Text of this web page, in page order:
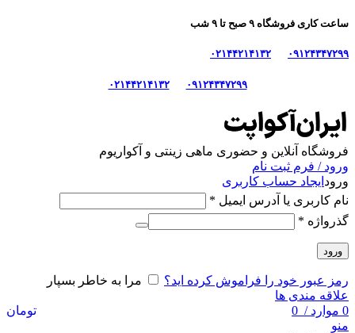
ساعت کاری فروشگاه ۹ صبح تا ۹ شب
۰۹۱۲۴۳۴۷۲۹۹ ۰۲۱۴۴۲۱۴۱۳۲
۰۹۱۲۴۳۴۷۲۹۹ ۰۲۱۴۴۲۱۴۱۳۲
فروشگاه آنلاین و حضوری ماهی‌ زینتی و آکواریوم
ورود / فرم ثبت نام
ورود ایجاد حساب کاربری
نام کاربری یا آدرس ایمیل *
گذرواژه *
ورود
رمز عبور خود را فراموش کرده اید؟
مرا به خاطر بسپار
علاقه مندی ها
0 موارد / تومان
منو